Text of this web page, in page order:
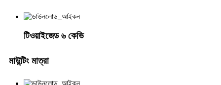
টিওয়াইজেড ৬ কেভি
মাউন্টিং মাত্রা